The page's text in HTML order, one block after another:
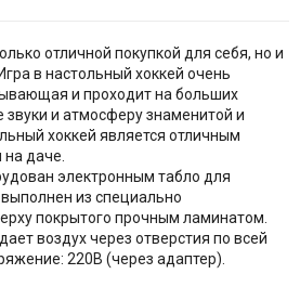
отличной покупкой для себя, но и
в настольный хоккей очень
и проходит на больших
звуки и атмосферу знаменитой и
хоккей является отличным
даче.
электронным табло для
из специально
покрытого прочным ламинатом.
воздух через отверстия по всей
220В (через адаптер).